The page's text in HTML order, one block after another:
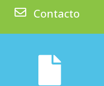
 Contacto
